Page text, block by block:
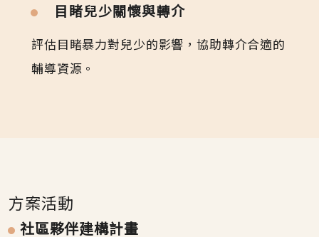
目睹兒少關懷與轉介
評估目睹暴力對兒少的影響，協助轉介合適的
輔導資源。
方案活動
社區夥伴建構計畫